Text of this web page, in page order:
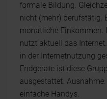
formale Bildung.
nicht (mehr) berufstätig.
monatliche Einkommen.
nutzt aktuell das
in der Internetnutzung
Endgeräte ist diese
ausgestattet.
einfache Handys.